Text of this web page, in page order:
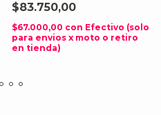
$83.750,00
$67.000,00 con Efectivo (solo
para envios x moto o retiro
en tienda)